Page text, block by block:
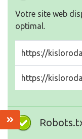
Votre site web
optimal.
https://
https://